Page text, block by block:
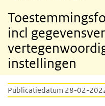
incl
instellingen
Publicatiedatum 28-02-